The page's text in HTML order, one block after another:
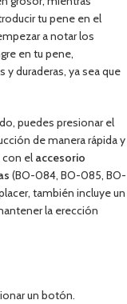
tu pene en el
a notar los
en tu pene,
duraderas, ya sea que
puedes presionar el
de manera rápida y
con el accesorio
(BO-084, BO-085, BO-
también incluye un
la erección
un botón.